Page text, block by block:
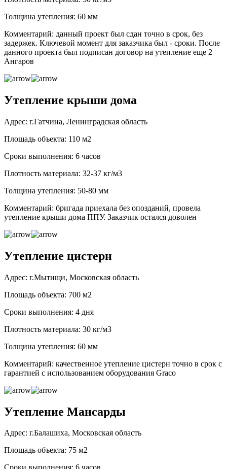
Толщина утепления: 60 мм
Комментарий: данный проект был сдан точно в срок, без
задержек. Ключевой момент для заказчика был - сроки. После
данного проекта был подписан договор на утепление еще 2
Ангаров
Утепление крыши дома
Адрес: г.Гатчина, Ленинградская область
Площадь объекта: 110 м2
Сроки выполнения: 6 часов
Плотность материала: 32-37 кг/м3
Толщина утепления: 50-80 мм
Комментарий: бригада приехала без опозданий, провела
утепление крыши дома ППУ. Заказчик остался доволен
Утепление цистерн
Адрес: г.Мытищи, Московская область
Площадь объекта: 700 м2
Сроки выполнения: 4 дня
Плотность материала: 30 кг/м3
Толщина утепления: 60 мм
Комментарий: качественное утепление цистерн точно в срок с
гарантией с использованием оборудования Graco
Утепление Мансарды
Адрес: г.Балашиха, Московская область
Площадь объекта: 75 м2